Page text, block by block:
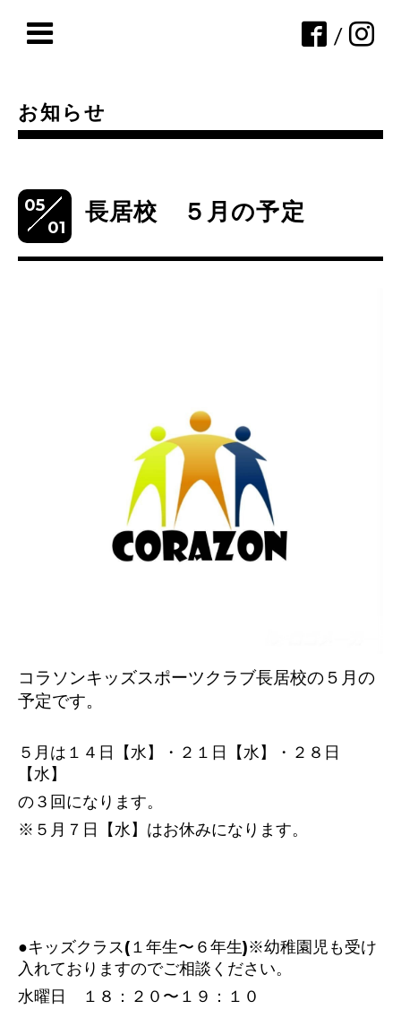
/
お知らせ
05
01
長居校 ５月の予定
コラソンキッズスポーツクラブ長居校の５ 月の
予定です。
５月は１４日【水】・２１日【水】・２８日
【水】
の３ 回になります。
※５ 月７日【水】はお休みになります。
●キッズクラス(１年生〜６年生)※幼稚園児も受け
入れておりますのでご相談ください。
水曜日 １８：２０〜１９：１０